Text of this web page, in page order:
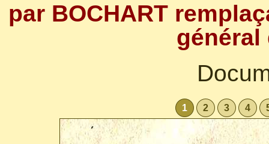
par BOCHART
général
1 2 3 4